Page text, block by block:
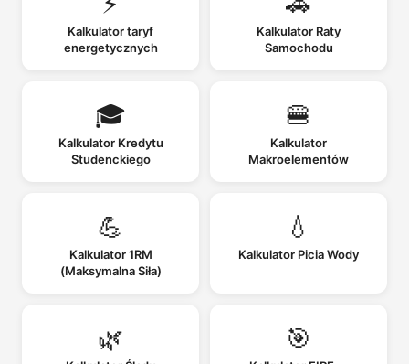
Kalkulator taryf
energetycznych
Kalkulator Raty
Samochodu
🎓
Kalkulator Kredytu
Studenckiego
🍔
Kalkulator
Makroelementów
💪
Kalkulator 1RM
(Maksymalna Siła)
💧
Kalkulator Picia Wody
🌿 🎯